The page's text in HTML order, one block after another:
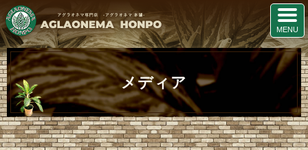
メディア